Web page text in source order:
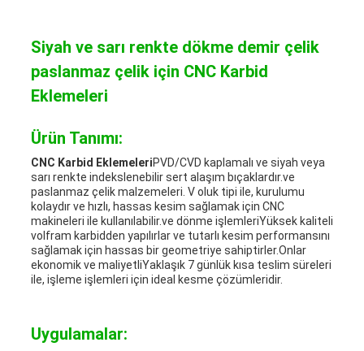
Siyah ve sarı renkte dökme demir çelik
paslanmaz çelik için CNC Karbid
Eklemeleri
Ürün Tanımı:
CNC Karbid EklemeleriPVD/CVD kaplamalı ve siyah veya
sarı renkte indekslenebilir sert alaşım bıçaklardır.ve
paslanmaz çelik malzemeleri. V oluk tipi ile, kurulumu
kolaydır ve hızlı, hassas kesim sağlamak için CNC
makineleri ile kullanılabilir.ve dönme işlemleriYüksek kaliteli
volfram karbidden yapılırlar ve tutarlı kesim performansını
sağlamak için hassas bir geometriye sahiptirler.Onlar
ekonomik ve maliyetliYaklaşık 7 günlük kısa teslim süreleri
ile, işleme işlemleri için ideal kesme çözümleridir.
Uygulamalar: